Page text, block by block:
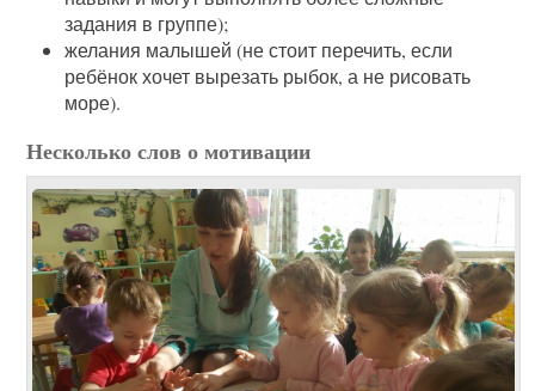
задания в группе);
желания малышей (не стоит перечить, если
ребёнок хочет вырезать рыбок, а не рисовать
море).
Несколько слов о мотивации